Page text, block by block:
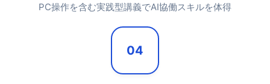
PC操作を含む実践型講義でAI協働スキルを体得
04